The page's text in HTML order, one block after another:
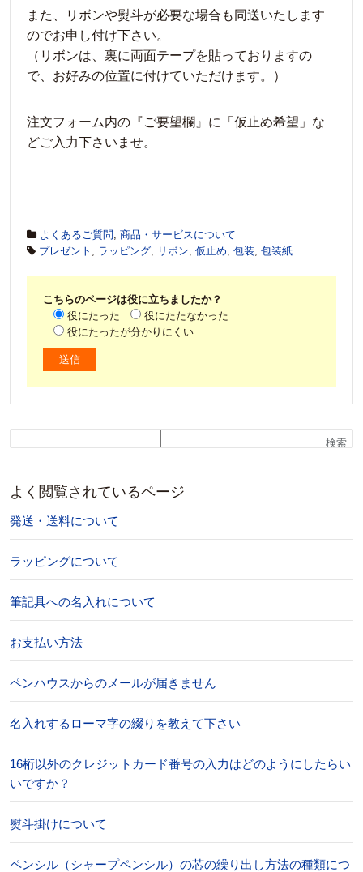
また、リボンや熨斗が必要な場合も同送いたします
のでお申し付け下さい。
（リボンは、裏に両面テープを貼っておりますの
で、お好みの位置に付けていただけます。）
注文フォーム内の『ご要望欄』に「仮止め希望」な
どご入力下さいませ。
よくあるご質問, 商品・サービスについて
プレゼント , ラッピング, リボン, 仮止め, 包装, 包装紙
こちらのページは役に立ちましたか？
役にたった
役にたたなかった
役にたったが分かりにくい
検索
よく閲覧されているページ
発送・送料について
ラッピングについて
筆記具への名入れについて
お支払い方法
ペンハウスからのメールが届きません
名入れするローマ字の綴りを教えて下さい
16桁以外のクレジットカード番号の入力はどのようにしたらい
いですか？
熨斗掛けについて
ペンシル（シャープペンシル）の芯の繰り出し方法の種類につ